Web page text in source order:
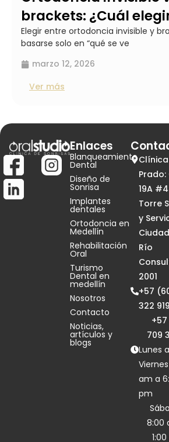
brackets: ¿Cuál
Elegir entre ortodoncia invisible y
basarse solo en “qué se ve
marzo 12, 2026
Ver más
Enlaces
Blanqueamiento
Dental
Diseño de
Sonrisa
Implantes
dentales
Ortodoncia en
Medellín
Rehabilitación
Oral
Turismo
Dental en
medellín
Nosotros
Contacto
Noticias,
artículos y
blogs
+57
322
+57
709
Lunes a
am a
pm
8:00
Prado:
19A
Torre
y
Río
2001